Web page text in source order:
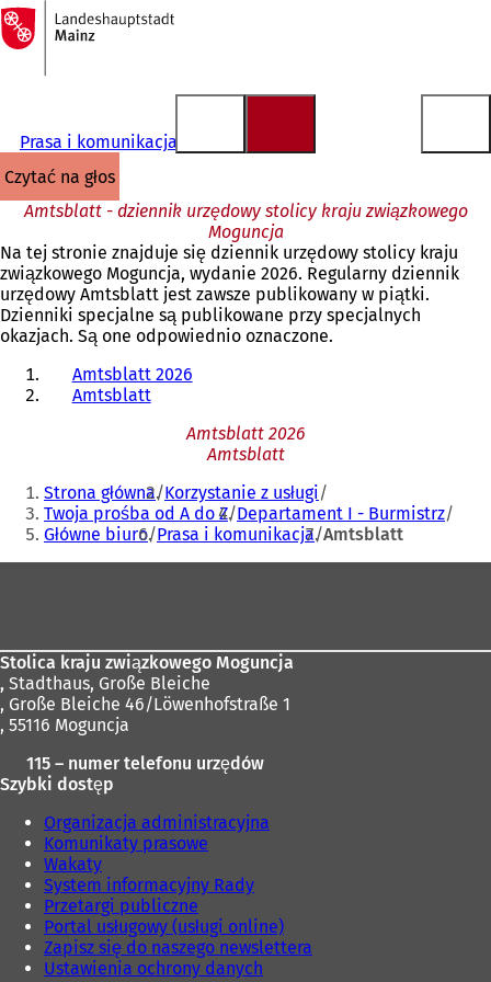
Przejdź do treści
Do
strony
głównej
Prasa i komunikacja
czytać na głos
Amtsblatt - dziennik urzędowy stolicy kraju związkowego
Moguncja
Na tej stronie znajduje się dziennik urzędowy stolicy kraju
związkowego Moguncja, wydanie 2026. Regularny dziennik
urzędowy Amtsblatt jest zawsze publikowany w piątki.
Dzienniki specjalne są publikowane przy specjalnych
okazjach. Są one odpowiednio oznaczone.
Amtsblatt 2026
Amtsblatt
Amtsblatt 2026
Amtsblatt
Jesteś
tutaj:
Strona główna Korzystanie z usługi
Twoja prośba od A do Z Departament I - Burmistrz
Główne biuro Prasa i komunikacja Amtsblatt
Stolica kraju związkowego Moguncja
, Stadthaus, Große Bleiche
, Große Bleiche 46/Löwenhofstraße 1
, 55116 Moguncja
115 – numer telefonu urzędów
Szybki dostęp
Organizacja administracyjna
Komunikaty prasowe
Wakaty
System informacyjny Rady
Przetargi publiczne
Portal usługowy (usługi online)
Zapisz się do naszego newslettera
Ustawienia ochrony danych